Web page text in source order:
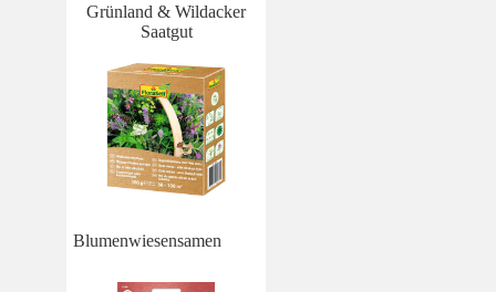
Grünland & Wildacker
Saatgut
Blumenwiesensamen